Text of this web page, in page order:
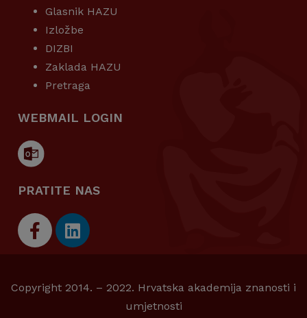
Glasnik HAZU
Izložbe
DIZBI
Zaklada HAZU
Pretraga
WEBMAIL LOGIN
PRATITE NAS
Copyright 2014. – 2022. Hrvatska akademija znanosti i
umjetnosti